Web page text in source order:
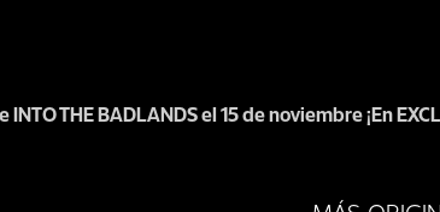
THE BADLANDS el 15 de noviembre ¡En